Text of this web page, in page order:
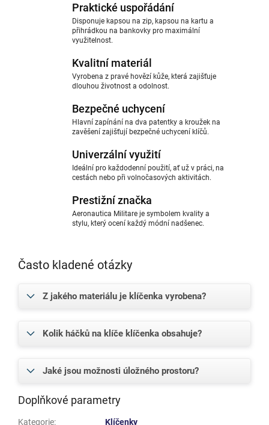
Praktické uspořádání
Disponuje kapsou na zip, kapsou na kartu a
přihrádkou na bankovky pro maximální
využitelnost.
Kvalitní materiál
Vyrobena z pravé hovězí kůže, která zajišťuje
dlouhou životnost a odolnost.
Bezpečné uchycení
Hlavní zapínání na dva patentky a kroužek na
zavěšení zajišťují bezpečné uchycení klíčů.
Univerzální využití
Ideální pro každodenní použití, ať už v práci, na
cestách nebo při volnočasových aktivitách.
Prestižní značka
Aeronautica Militare je symbolem kvality a
stylu, který ocení každý módní nadšenec.
Často kladené otázky
Z jakého materiálu je klíčenka vyrobena?
Kolik háčků na klíče klíčenka obsahuje?
Jaké jsou možnosti úložného prostoru?
Doplňkové parametry
Kategorie:
Klíčenky